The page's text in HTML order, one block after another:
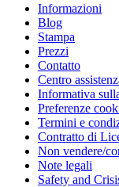
Informazioni
Blog
Stampa
Prezzi
Contatto
Centro
Informativa
Preferenze
Termini e
Contratto di
Non vendere/
Note legali
Safety and